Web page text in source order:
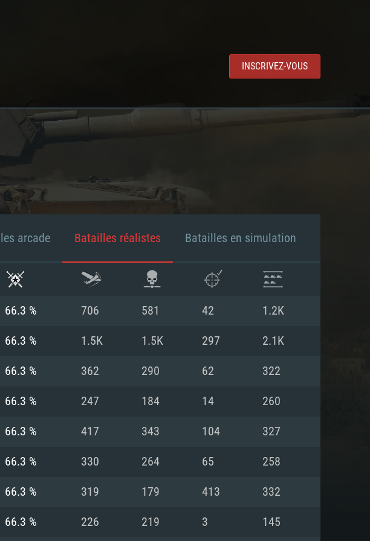
INSCRIVEZ-VOUS
REQUISE
arcade Batailles réalistes Batailles en simulation
66.3 % 706 581 42 1.2K
66.3 % 1.5K 1.5K 297 2.1K
66.3 % 362 290 62 322
66.3 % 247 184 14 260
66.3 % 417 343 104 327
66.3 % 330 264 65 258
66.3 % 319 179 413 332
66.3 % 226 219 3 145